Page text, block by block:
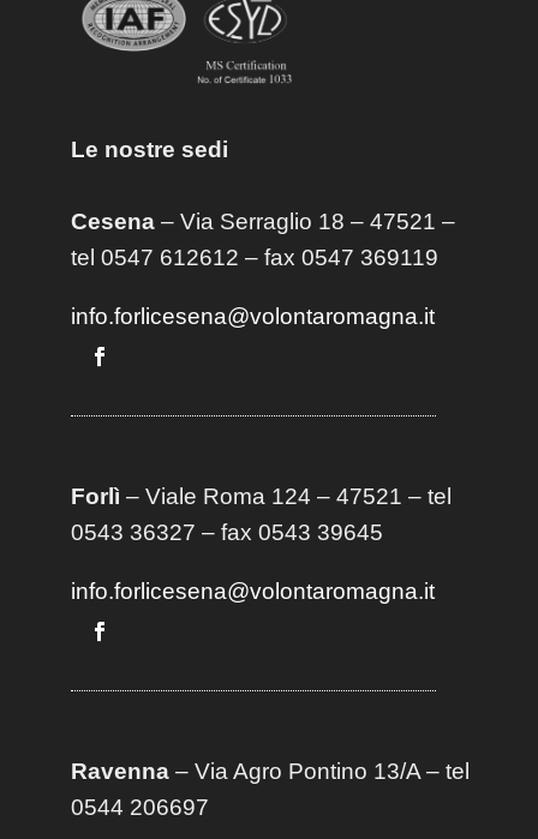
Le nostre sedi
Cesena– Via Serraglio 18 – 47521 –
tel 0547 612612 – fax 0547 369119
info.forlicesena@volontaromagna.it
Forlì – Viale Roma 124 – 47521 – tel
0543 36327 – fax 0543 39645
info.forlicesena@volontaromagna.it
Ravenna– Via Agro Pontino 13/A– tel
0544 206697